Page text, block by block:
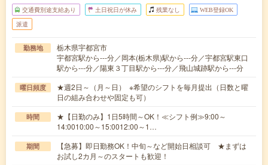
交通費別途支給あり 土日祝日が休み 残業なし WEB登録OK
派遣
勤務地
栃木県宇都宮市
宇都宮駅から---分／岡本(栃木県)駅から---分／宇都宮駅東口
駅から---分／陽東３丁目駅から---分／飛山城跡駅から---分
曜日頻度
★週2日～（月～日） ※希望のシフトを毎月提出（日数と曜
日の組み合わせや固定も可）
時間
★【日勤のみ】1日5時間～OK！≪シフト例≫9:00～
14:0010:00～15:0012:00～1…
期間
【急募】即日勤務OK！中旬～など開始日相談可 ★まずは
お試し2カ月～のスタートも歓迎！